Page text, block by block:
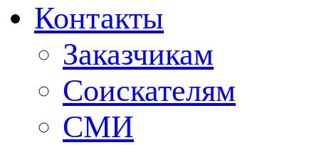
Контакты
Заказчикам
Соискателям
СМИ